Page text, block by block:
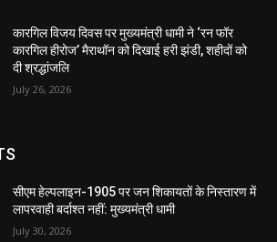
कारगिल विजय दिवस पर मुख्यमंत्री धामी ने ‘रन फॉर
कारगिल हीरोज’ मैराथॉन को दिखाई हरी झंडी, शहीदों को
दी श्रद्धांजलि
July 26, 2026
सीएम हेल्पलाइन-1905 पर जन शिकायतों के निस्तारण में
लापरवाही बर्दाश्त नहीं: मुख्यमंत्री धामी
July 30, 2026